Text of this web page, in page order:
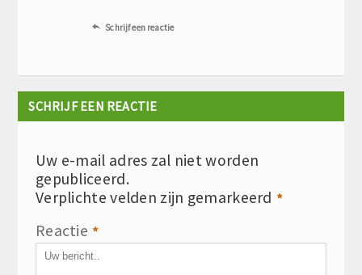
 Schrijf een reactie
SCHRIJF EEN REACTIE
Uw e-mail adres zal niet worden
gepubliceerd.
Verplichte velden zijn gemarkeerd *
Reactie *